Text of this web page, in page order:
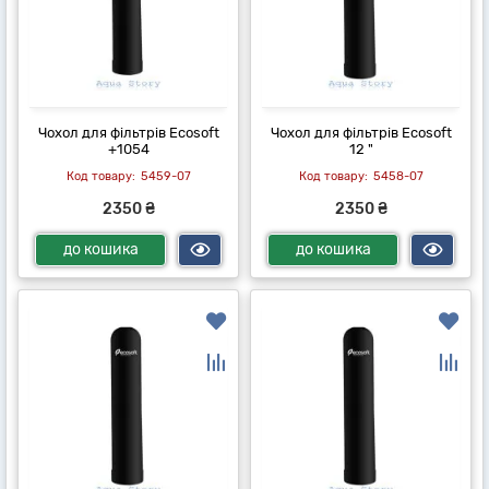
Чохол для фільтрів Ecosoft
+1054
5459-07
2350 ₴
до кошика
Чохол для фільтрів Ecosoft
12 "
5458-07
2350 ₴
до кошика